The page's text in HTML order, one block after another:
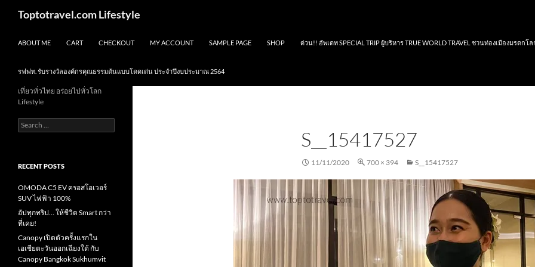
Toptotravel.com Lifestyle
ABOUT ME CART CHECKOUT MY ACCOUNT SAMPLE PAGE SHOP ด่วน!! อัพเดท SPECIAL TRIP ผู้บริหาร TRUE WORLD TRAVEL ชวนท่องเมืองมรดกโล
รฟฟท. รับรางวัลองค์กรคุณธรรมต้นแบบโดดเด่น ประจำปีงบประมาณ 2564
S__15417527
11/11/2020 700 × 394 S__15417527
เที่ยวทั่วไทย อร่อยไปทั่วโลก
Lifestyle
Search
for:
RECENT POSTS
OMODA C5 EV ครอสโอเวอร์
SUV ไฟฟ้า 100%
อัปทุกทริป… ให้ชีวิต Smart กว่า
ที่เคย!
Canopy เปิดตัวครั้งแรกใน
เอเชียตะวันออกเฉียงใต้ กับ
Canopy Bangkok Sukhumvit